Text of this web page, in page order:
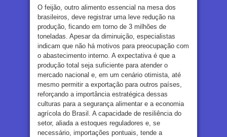
O feijão, outro alimento essencial na mesa dos
brasileiros, deve registrar uma leve redução na
produção, ficando em torno de 3 milhões de
toneladas. Apesar da diminuição, especialistas
indicam que não há motivos para preocupação com
o abastecimento interno. A expectativa é que a
produção total seja suficiente para atender o
mercado nacional e, em um cenário otimista, até
mesmo permitir a exportação para outros países,
reforçando a importância estratégica dessas
culturas para a segurança alimentar e a economia
agrícola do Brasil. A capacidade de resiliência do
setor, aliada a estoques reguladores e, se
necessário, importações pontuais, tende a